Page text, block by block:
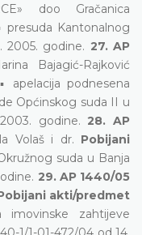
doo Gračanica
presuda Kantonalnog
2005. godine. 27. AP
Bajagić-Rajković
▪ apelacija podnesena
Općinskog suda II u
2003. godine.28. AP
Volaš i dr. Pobijani
suda u Banja
29. AP 1440/05
akti/predmet
zahtijeve